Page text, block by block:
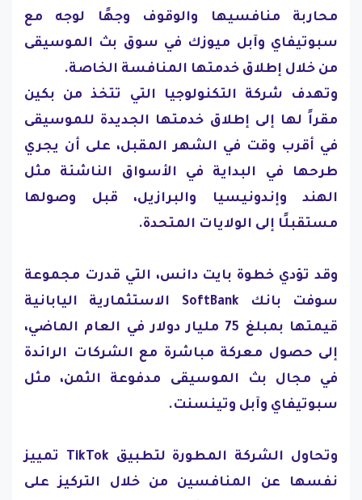
محاربة منافسيها والوقوف وجهًا لوجه مع
سبوتيفاي وآبل ميوزك في سوق بث الموسيقى
من خلال إطلاق خدمتها المنافسة الخاصة.
وتهدف شركة التكنولوجيا التي تتخذ من بكين
مقراً لها إلى إطلاق خدمتها الجديدة للموسيقى
في أقرب وقت في الشهر المقبل، على أن يجري
طرحها في البداية في الأسواق الناشئة مثل
الهند وإندونيسيا والبرازيل، قبل وصولها
مستقبلًا إلى الولايات المتحدة.
وقد تؤدي خطوة بايت دانس، التي قدرت مجموعة
سوفت بانك SoftBank الاستثمارية اليابانية
قيمتها بمبلغ 75 مليار دولار في العام الماضي،
إلى حصول معركة مباشرة مع الشركات الرائدة
في مجال بث الموسيقى مدفوعة الثمن، مثل
سبوتيفاي وآبل وتينسنت.
وتحاول الشركة المطورة لتطبيق TikTok تمييز
نفسها عن المنافسين من خلال التركيز على